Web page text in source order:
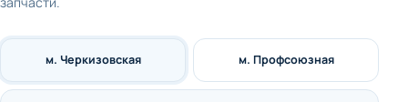
м. Черкизовская м. Профсоюзная